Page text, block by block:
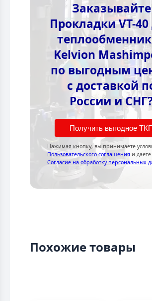
Заказывайте
Прокладки VT-
Kelvion
по выгодным
с доставкой
России и
Получить выгодное
Нажимая кнопку, вы принимаете
Пользовательского соглашения и даете
Согласие на обработку персональных
Похожие товары